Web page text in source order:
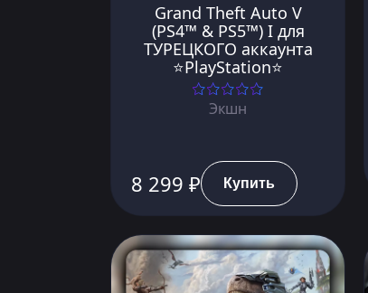
Grand Theft Auto V
(PS4™ & PS5™) I для
ТУРЕЦКОГО аккаунта
⭐PlayStation⭐
Экшн
8 299 ₽ Купить